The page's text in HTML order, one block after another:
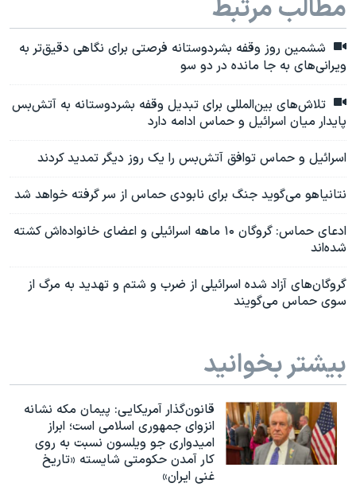
مطالب مرتبط
ششمین روز وقفه بشردوستانه فرصتی برای نگاهی دقیق‌تر به
ویرانی‌های به جا مانده در دو سو
تلاش‌های بین‌المللی برای تبدیل وقفه بشردوستانه به آتش‌بس
پایدار میان اسرائیل و حماس ادامه دارد
اسرائیل و حماس توافق آتش‌بس را یک روز دیگر تمدید کردند
نتانیاهو می‌گوید جنگ برای نابودی حماس از سر گرفته خواهد شد
ادعای حماس: گروگان ۱۰ ماهه‌ اسرائيلی و اعضای خانواده‌اش کشته
شده‌اند
گروگان‌های آزاد شده اسرائیلی از ضرب و شتم و تهدید به مرگ از
سوی حماس می‌گویند
بیشتر بخوانید
قانون‌گذار آمریکایی: پیمان مکه نشانه
انزوای جمهوری اسلامی است؛ ابراز
امیدواری جو ویلسون نسبت به روی
کار آمدن حکومتی شایسته «تاریخ
غنی ایران»